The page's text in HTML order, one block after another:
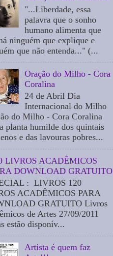
"...Liberdade, essa
palavra que o sonho
humano alimenta que
ninguém que explique e
que não entenda..." (...
Oração do Milho - Cora
Coralina
24 de Abril Dia
Internacional do Milho
do Milho - Cora Coralina
planta humilde dos quintais
e das lavouras pobres...
LIVROS ACADÊMICOS
DOWNLOAD GRATUITO
: LIVROS 120
ACADÊMICOS PARA
GRATUITO Livros
de Artes 27/09/2011
estão disponív...
Artista é quem faz